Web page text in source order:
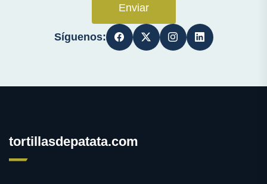
Enviar
Síguenos:
tortillasdepatata.com